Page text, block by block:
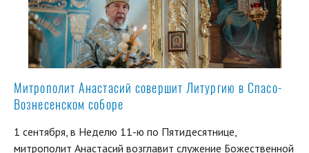
Митрополит Анастасий совершит Литургию в Спасо-
Вознесенском соборе
1 сентября, в Неделю 11-ю по Пятидесятнице,
митрополит Анастасий возглавит служение Божественной